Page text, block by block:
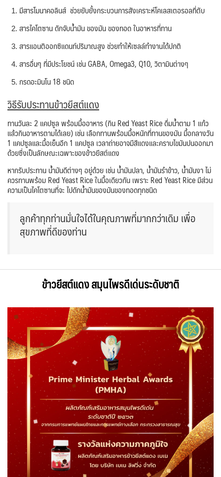
มีสารโมนาคอลินส์ ช่วยยับยั้งกระบวนการสังเคราะห์โคเลสเตอรอลที่ตับ
สารไคโตซาน ดักจับน้ำมัน ของมัน ของทอด ในอาหารที่ทาน
สารแอนติออกซิแดนท์ปริมาณสูง ช่วยทำให้เซลล์ทำงานได้ปกติ
สารอื่นๆ ที่มีประโยชน์ เช่น GABA, Omega3, Q10, วิตามินต่างๆ
กรดอะมินโน 18 ชนิด
วิธีรับประทานข้าวยีสต์แดง
ทานวันละ 2 แคปซูล พร้อมมื้ออาหาร (กิน Red Yeast Rice ดื่มน้ำตาม 1 แก้ว
แล้วกินอาหารตามได้เลย) เช่น เลือกทานพร้อมมื้อหนักที่ทานของมัน มื้อกลางวัน
1 แคปซูลและมื้อเย็นอีก 1 แคปซูล เวลาถ่ายอาจมีสีแดงและคราบไขมันปนออกมา
ด้วยซึ่งเป็นลักษณะเฉพาะของข้าวยีสต์แดง
หากรับประทาน น้ำมันดีต่างๆ อยู่ด้วย เช่น น้ำมันปลา, น้ำมันรำข้าว, น้ำมันงา ไม่
ควรทานพร้อม Red Yeast Rice ในมื้อเดียวกัน เพราะ Red Yeast Rice มีส่วน
ความเป็นไคโตซานที่จะ ไปดักน้ำมันของมันของทอดทุกชนิด
ลูกค้าทุกท่านมั่นใจได้ในคุณภาพที่มากกว่าเดิม เพื่อ
สุขภาพที่ดีของท่าน
ข้าวยีสต์แดง สมุนไพรดีเด่นระดับชาติ